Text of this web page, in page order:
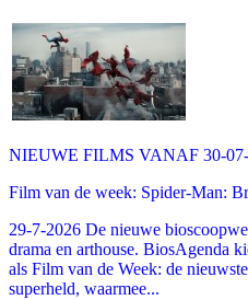
NIEUWE FILMS VANAF 30-
Film van de week: Spider-Man:
29-7-2026 De nieuwe
drama en arthouse. BiosAgenda
als Film van de Week: de
superheld, waarmee...